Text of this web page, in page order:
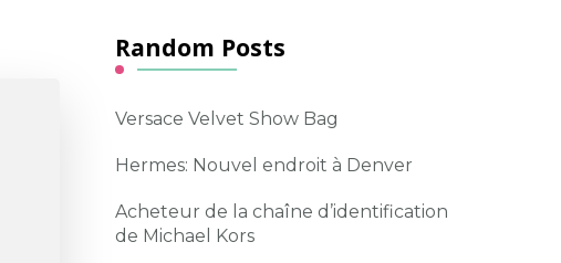
Random Posts
Versace Velvet Show Bag
Hermes: Nouvel endroit à Denver
Acheteur de la chaîne d’identification
de Michael Kors